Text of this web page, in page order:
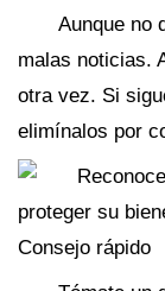
Aunque no
malas noticias.
otra vez. Si
elimínalos por
Consejo rápido